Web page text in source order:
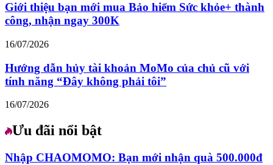
Giới thiệu bạn mới mua Bảo hiểm Sức khỏe+ thành
công, nhận ngay 300K
16/07/2026
Hướng dẫn hủy tài khoản MoMo của chủ cũ với
tính năng “Đây không phải tôi”
16/07/2026
Ưu đãi nổi bật
Nhập CHAOMOMO: Bạn mới nhận quà 500.000đ